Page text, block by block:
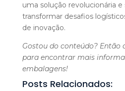
uma solução revolucionária
transformar desafios
de inovação.
Gostou do conteúdo? Então
para encontrar mais
embalagens!
Posts Relacionados: